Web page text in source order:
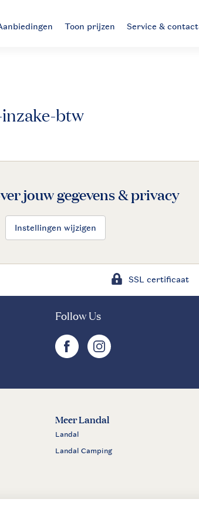
Toon prijzen Service & contact
btw
jouw gegevens & privacy
Instellingen wijzigen
SSL certificaat
Follow Us
facebookinstagram
Meer Landal
Landal
Landal Camping